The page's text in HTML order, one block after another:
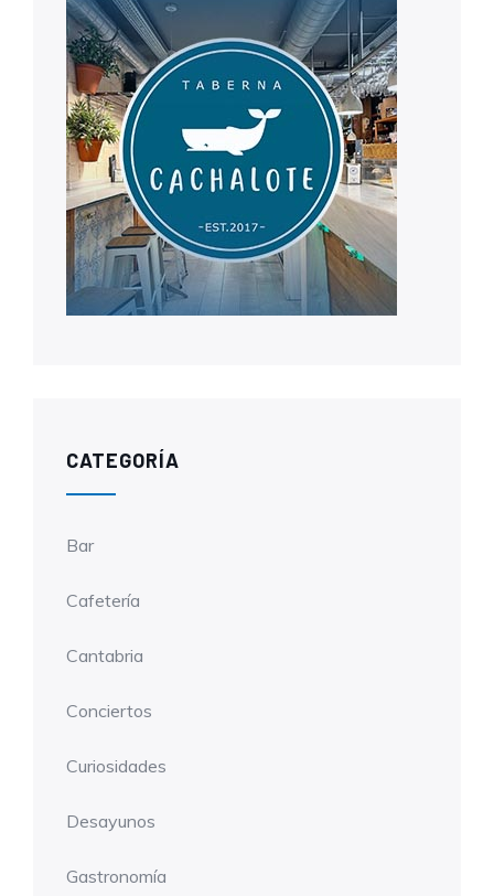
CATEGORÍA
Bar
Cafetería
Cantabria
Conciertos
Curiosidades
Desayunos
Gastronomía